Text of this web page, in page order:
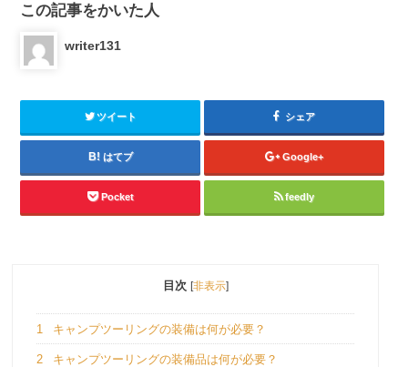
この記事をかいた人
writer131
ツイート シェア
はてブ Google+
Pocket feedly
目次 [非表示]
1 キャンプツーリングの装備は何が必要？
2 キャンプツーリングの装備品は何が必要？